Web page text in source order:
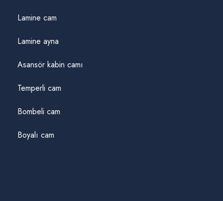
Lamine cam
Lamine ayna
Asansör kabin camı
Temperli cam
Bombeli cam
Boyalı cam